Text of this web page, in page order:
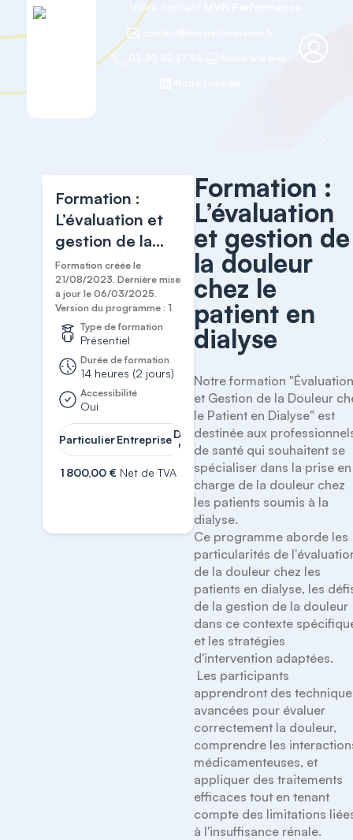
Votre contact
Formation :
L’évaluation et
gestion de la
douleur chez le
patient en
dialyse
Formation créée le
21/08/2023. Dernière mise
à jour le 06/03/2025.
Version du programme : 1
Type de formation
Présentiel
Durée de formation
14 heures (2 jours)
Accessibilité
Oui
ParticulierEntrepriseDemander
un devis
1 800,00 € Net de TVA
Formation :
L’évaluation
et gestion de
la douleur
chez le
patient en
dialyse
Notre formation
et Gestion de la Douleur
le Patient en Dialyse" est
destinée aux
de santé qui souhaitent se
spécialiser dans la prise en
charge de la douleur chez
les patients soumis à la
dialyse.
Ce programme aborde les
particularités de
de la douleur chez les
patients en dialyse, les
de la gestion de la douleur
dans ce contexte
et les stratégies
d'intervention adaptées.
apprendront des
avancées pour évaluer
correctement la douleur,
comprendre les
médicamenteuses, et
appliquer des traitements
efficaces tout en tenant
compte des limitations
à l'insuffisance rénale.